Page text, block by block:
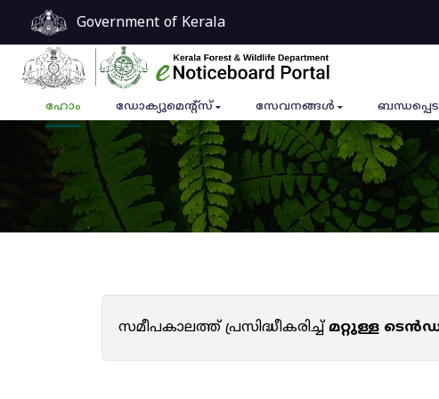
Government of Kerala
ഹോം ഡോക്യുമെൻ്റ്സ് സേവനങ്ങൾ
സമീപകാലത്ത് പ്രസിദ്ധീകരിച്ച്മറ്റുള്ള